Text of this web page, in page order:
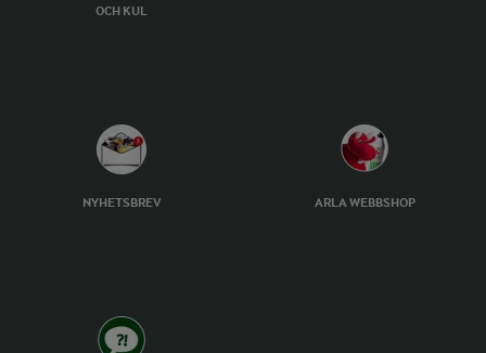
OCH KUL
NYHETSBREV ARLA WEBBSHOP